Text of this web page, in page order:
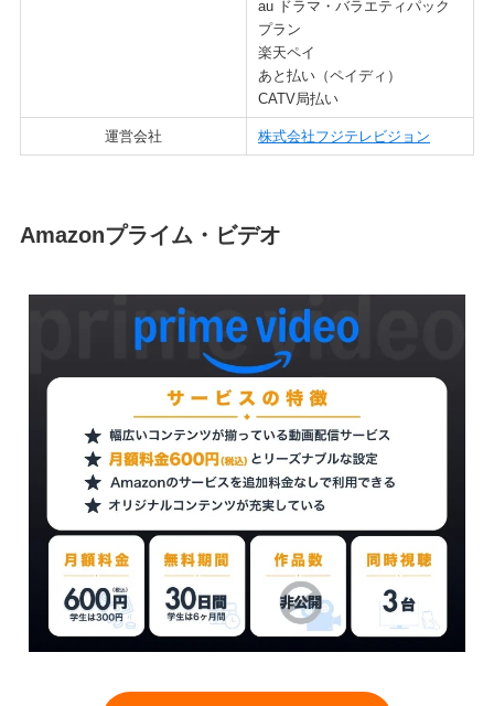
au ドラマ・バラエティパック
プラン
楽天ペイ
あと払い（ペイディ）
CATV局払い
運営会社 株式会社フジテレビジョン
Amazonプライム・ビデオ